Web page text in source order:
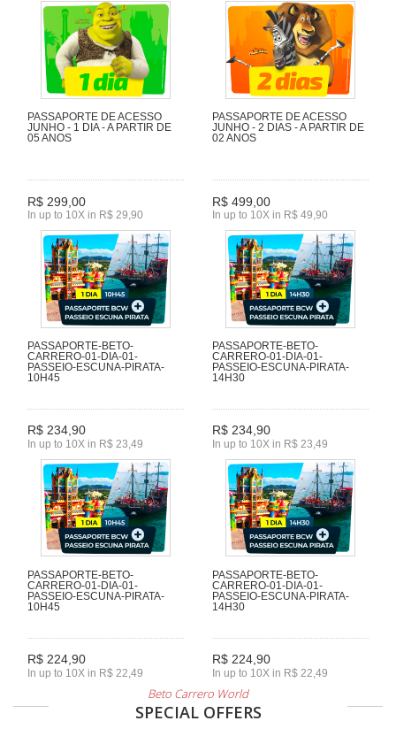
PASSAPORTE DE ACESSO
JUNHO - 1 DIA - A PARTIR DE
05 ANOS
R$ 299,00
In up to 10X in R$ 29,90
PASSAPORTE DE ACESSO
JUNHO - 2 DIAS - A PARTIR DE
02 ANOS
R$ 499,00
In up to 10X in R$ 49,90
PASSAPORTE-BETO-
CARRERO-01-DIA-01-
PASSEIO-ESCUNA-PIRATA-
10H45
R$ 234,90
In up to 10X in R$ 23,49
PASSAPORTE-BETO-
CARRERO-01-DIA-01-
PASSEIO-ESCUNA-PIRATA-
14H30
R$ 234,90
In up to 10X in R$ 23,49
PASSAPORTE-BETO-
CARRERO-01-DIA-01-
PASSEIO-ESCUNA-PIRATA-
10H45
R$ 224,90
In up to 10X in R$ 22,49
PASSAPORTE-BETO-
CARRERO-01-DIA-01-
PASSEIO-ESCUNA-PIRATA-
14H30
R$ 224,90
In up to 10X in R$ 22,49
Beto Carrero World
SPECIAL OFFERS